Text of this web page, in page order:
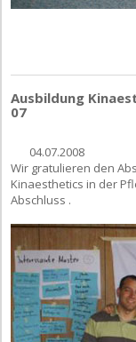
Ausbildung
07
04.07.2008
Wir gratulieren den
Kinaesthetics in der
Abschluss .